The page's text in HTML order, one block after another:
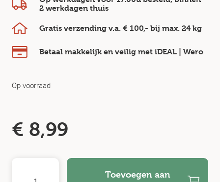
2 werkdagen thuis
Gratis verzending v.a. € 100,- bij max. 24 kg
Betaal makkelijk en veilig met iDEAL | Wero
Op voorraad
€ 8,99
Toevoegen aan